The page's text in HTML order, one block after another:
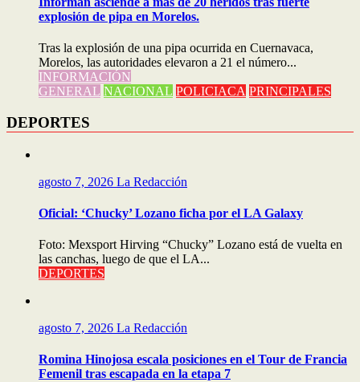
explosión de pipa en Morelos.
Tras la explosión de una pipa ocurrida en Cuernavaca,
Morelos, las autoridades elevaron a 21 el número...
INFORMACIÓN
GENERAL NACIONAL POLICIACA PRINCIPALES
DEPORTES
agosto 7, 2026 La Redacción
Oficial: ‘Chucky’ Lozano ficha por el LA Galaxy
Foto: Mexsport Hirving “Chucky” Lozano está de vuelta en
las canchas, luego de que el LA...
DEPORTES
agosto 7, 2026 La Redacción
Romina Hinojosa escala posiciones en el Tour de Francia
Femenil tras escapada en la etapa 7